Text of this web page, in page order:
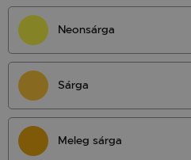
Neonsárga
Sárga
Meleg sárga